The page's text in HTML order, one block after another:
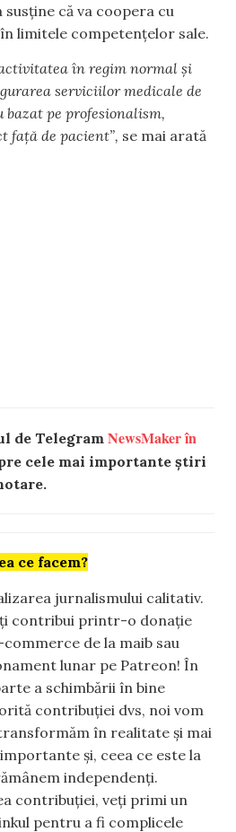
că va coopera cu
limitele competențelor sale.
în regim normal și
serviciilor medicale de
pe profesionalism,
față de pacient”, se mai arată
de Telegram NewsMaker în
cele mai importante știri
ce facem?
jurnalismului calitativ.
contribui printr-o donație
de la maib sau
lunar pe Patreon! În
a schimbării în bine
contribuției dvs, noi vom
în realitate și mai
și, ceea ce este la
independenți.
contribuției, veți primi un
pentru a fi complicele